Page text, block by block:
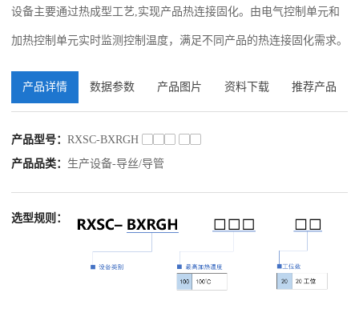
设备主要通过热成型工艺,实现产品热连接固化。由电气控制单元和
加热控制单元实时监测控制温度，满足不同产品的热连接固化需求。
产品详情 数据参数 产品图片 资料下载 推荐产品
产品型号： RXSC-BXRGH ▢▢▢ ▢▢
产品品类： 生产设备-导丝/导管
选型规则：